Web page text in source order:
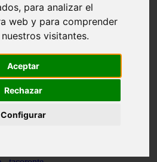
para analizar el
web y para comprender
visitantes.
Aceptar
Rechazar
Configurar